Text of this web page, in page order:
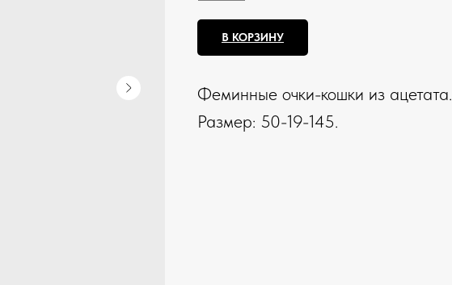
В КОРЗИНУ
Феминные очки-кошки из ацетата.
Размер: 50-19-145.